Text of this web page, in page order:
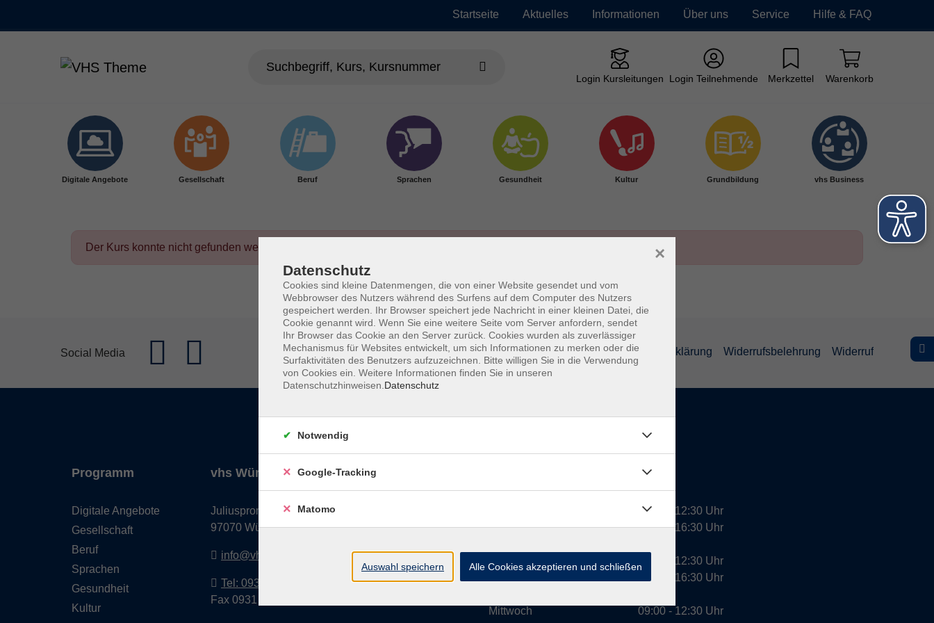
Startseite Aktuelles Informationen Über uns Service Hilfe & FAQ
Login Kursleitungen Login Teilnehmende Merkzettel Warenkorb
Digitale Angebote Gesellschaft Beruf Sprachen Gesundheit Kultur Grundbildung vhs Business
Der Kurs konnte nicht gefunden werden.
Social Media Impressum AGBs Datenschutzerklärung Barrierefreiheitserklärung Widerrufsbelehrung Widerruf
Programm
Digitale Angebote
Gesellschaft
Beruf
Sprachen
Gesundheit
Kultur
vhs Würzburg & Umgebung e. V.
Juliuspromenade 68
97070 Würzburg
info@vhs-wuerzburg.de
Tel: 0931 35593 0
Fax 0931 35593-20
Dienstag
Mittwoch
09:00 - 12:30 Uhr
13:00 - 16:30 Uhr
10:00 - 12:30 Uhr
13:00 - 16:30 Uhr
09:00 - 12:30 Uhr
Datenschutz
Cookies sind kleine Datenmengen, die von einer Website gesendet und vom
Webbrowser des Nutzers während des Surfens auf dem Computer des Nutzers
gespeichert werden. Ihr Browser speichert jede Nachricht in einer kleinen Datei, die
Cookie genannt wird. Wenn Sie eine weitere Seite vom Server anfordern, sendet
Ihr Browser das Cookie an den Server zurück. Cookies wurden als zuverlässiger
Mechanismus für Websites entwickelt, um sich Informationen zu merken oder die
Surfaktivitäten des Benutzers aufzuzeichnen. Bitte willigen Sie in die Verwendung
von Cookies ein. Weitere Informationen finden Sie in unseren
Datenschutzhinweisen. Datenschutz
×
Notwendig
Google-Tracking
Matomo
Auswahl speichern Alle Cookies akzeptieren und schließen